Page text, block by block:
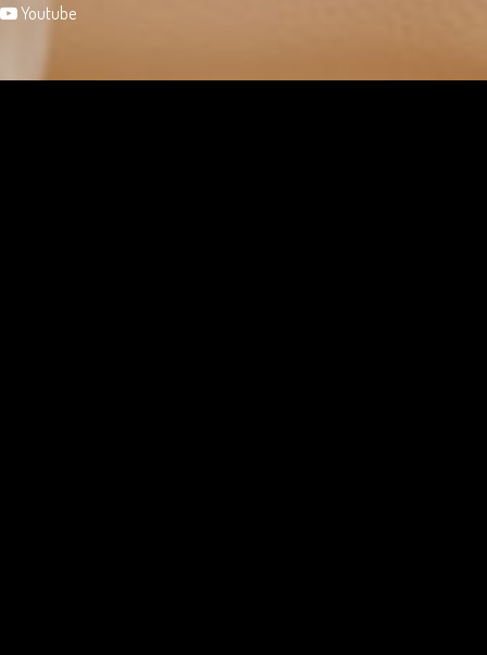
Youtube